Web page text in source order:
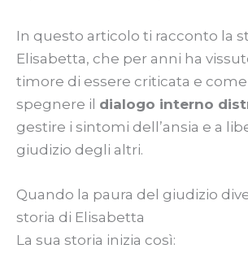
In questo articolo ti racconto la
Elisabetta, che per anni ha
timore di essere criticata e
spegnere il dialogo interno
gestire i sintomi dell’ansia e a
giudizio degli altri.
Quando la paura del giudizio
storia di Elisabetta
La sua storia inizia così: